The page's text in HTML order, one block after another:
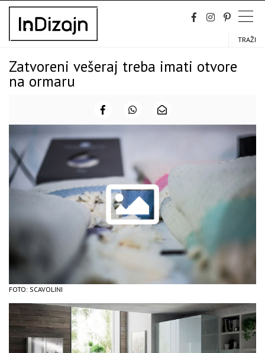
Skip
content
TRAŽI
Zatvoreni vešeraj treba imati otvore
na ormaru
FOTO: SCAVOLINI